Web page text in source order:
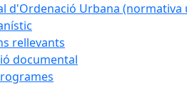
d'Ordenació Urbana (normativa
rellevants
documental